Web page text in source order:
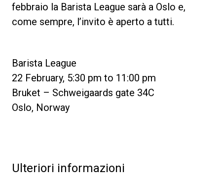
febbraio la Barista League sarà a Oslo e,
come sempre, l’invito è aperto a tutti.
Barista League
22 February, 5:30 pm to 11:00 pm
Bruket – Schweigaards gate 34C
Oslo, Norway
Ulteriori informazioni